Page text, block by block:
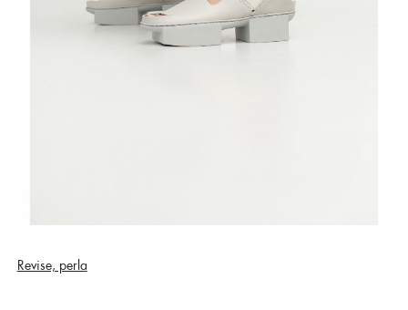
Revise, perla